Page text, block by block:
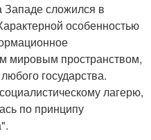
сложился в
особенностью
мировым пространством,
государства.
лагерю,
по принципу